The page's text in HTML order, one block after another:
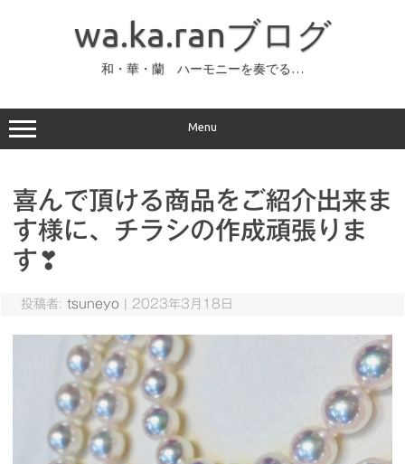
ッ
プ
wa.ka.ranブログ
和・華・蘭 ハーモニーを奏でる…
Menu
喜んで頂ける商品をご紹介出来ま
す様に、チラシの作成頑張りま
す❣
投稿者: tsuneyo 2023年3月18日